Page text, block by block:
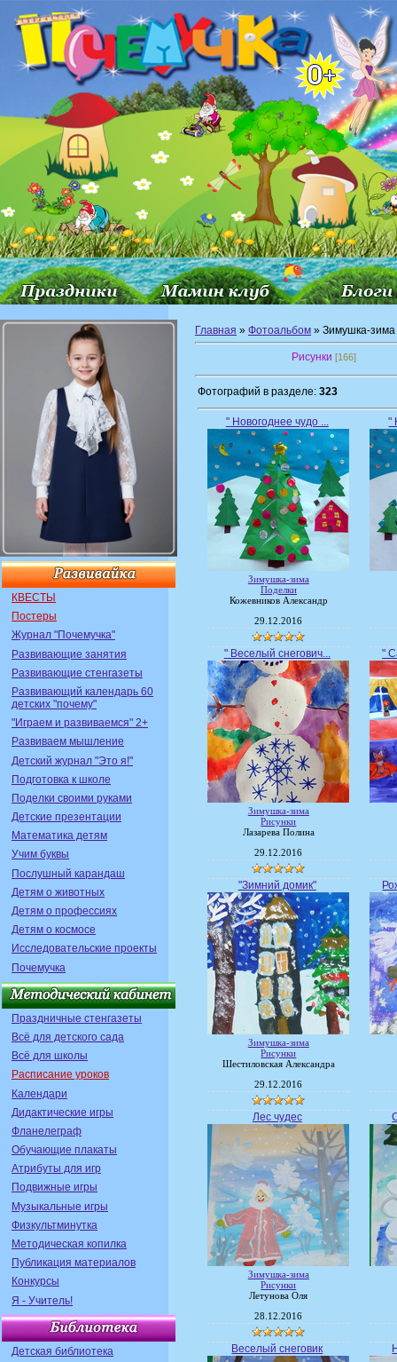
КВЕСТЫ
Постеры
Журнал "Почемучка"
Развивающие занятия
Развивающие стенгазеты
Развивающий календарь 60
детских "почему"
"Играем и развиваемся" 2+
Развиваем мышление
Детский журнал "Это я!"
Подготовка к школе
Поделки своими руками
Детские презентации
Математика детям
Учим буквы
Послушный карандаш
Детям о животных
Детям о профессиях
Детям о космосе
Исследовательские проекты
Почемучка
Праздничные стенгазеты
Всё для детского сада
Всё для школы
Расписание уроков
Календари
Дидактические игры
Фланелеграф
Обучающие плакаты
Атрибуты для игр
Подвижные игры
Музыкальные игры
Физкультминутка
Методическая копилка
Публикация материалов
Конкурсы
Я - Учитель!
Детская библиотека
Главная » Фотоальбом » Зимушка-зима
Рисунки [166]
Фотографий в разделе: 323
" Новогоднее чудо ...
Зимушка-зима
Поделки
Кожевников Александр
29.12.2016
"
" Веселый снегович...
Зимушка-зима
Рисунки
Лазарева Полина
29.12.2016
"
"Зимний домик"
Зимушка-зима
Рисунки
Шестиловская Александра
29.12.2016
Лес чудес
Зимушка-зима
Рисунки
Летунова Оля
28.12.2016
Веселый снеговик